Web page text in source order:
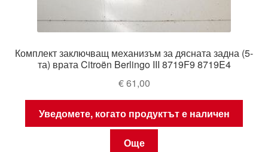
Комплект заключващ механизъм за дясната задна (5-
та) врата Citroën Berlingo III 8719F9 8719E4
€61,00
Уведомете, когато продуктът е наличен
Още